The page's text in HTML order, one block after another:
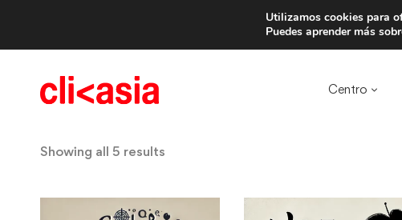
Trae a un
Centro
Showing all 5 results
Utilizamos cookies para
Puedes aprender más